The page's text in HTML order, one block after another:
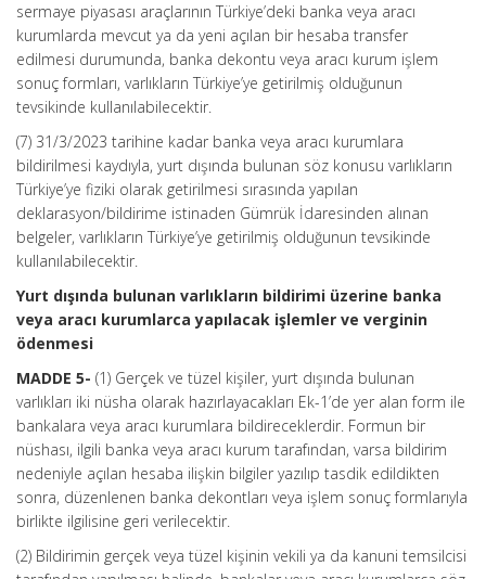
sermaye piyasası araçlarının Türkiye’deki banka veya aracı
kurumlarda mevcut ya da yeni açılan bir hesaba transfer
edilmesi durumunda, banka dekontu veya aracı kurum işlem
sonuç formları, varlıkların Türkiye’ye getirilmiş olduğunun
tevsikinde kullanılabilecektir.
(7) 31/3/2023 tarihine kadar banka veya aracı kurumlara
bildirilmesi kaydıyla, yurt dışında bulunan söz konusu varlıkların
Türkiye’ye fiziki olarak getirilmesi sırasında yapılan
deklarasyon/bildirime istinaden Gümrük İdaresinden alınan
belgeler, varlıkların Türkiye’ye getirilmiş olduğunun tevsikinde
kullanılabilecektir.
Yurt dışında bulunan varlıkların bildirimi üzerine banka
veya aracı kurumlarca yapılacak işlemler ve verginin
ödenmesi
MADDE 5- (1) Gerçek ve tüzel kişiler, yurt dışında bulunan
varlıkları iki nüsha olarak hazırlayacakları Ek-1’de yer alan form ile
bankalara veya aracı kurumlara bildireceklerdir. Formun bir
nüshası, ilgili banka veya aracı kurum tarafından, varsa bildirim
nedeniyle açılan hesaba ilişkin bilgiler yazılıp tasdik edildikten
sonra, düzenlenen banka dekontları veya işlem sonuç formlarıyla
birlikte ilgilisine geri verilecektir.
(2) Bildirimin gerçek veya tüzel kişinin vekili ya da kanuni temsilcisi